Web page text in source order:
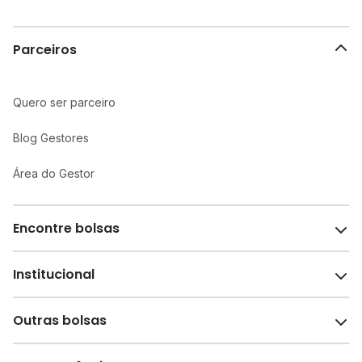
Parceiros
Quero ser parceiro
Blog Gestores
Área do Gestor
Encontre bolsas
Melhores escolas de São Paulo
Escolas por cidade e bairro
Institucional
Sobre o Melhor Escola
Outras bolsas